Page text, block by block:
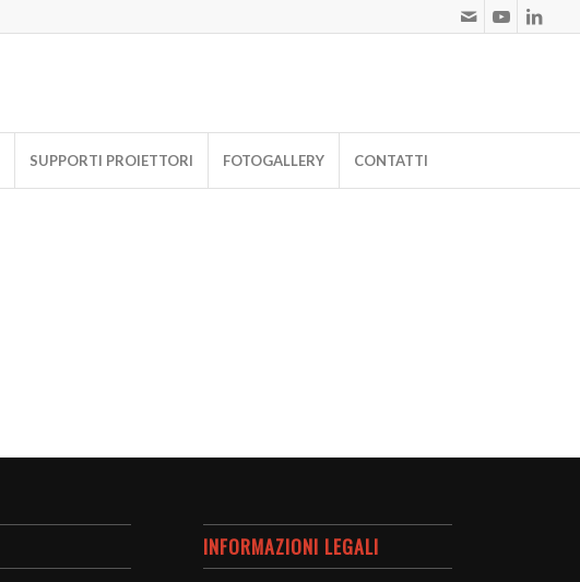
SUPPORTI PROIETTORI FOTOGALLERY CONTATTI
INFORMAZIONI LEGALI